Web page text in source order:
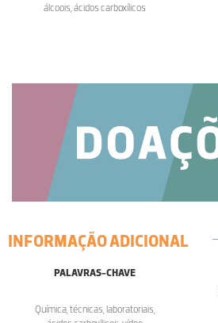
álcoois, ácidos carboxílicos
INFORMAÇÃO ADICIONAL
PALAVRAS-CHAVE
Química, técnicas, laboratoriais,